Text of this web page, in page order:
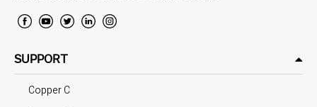
SUPPORT
Copper C